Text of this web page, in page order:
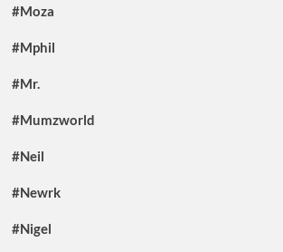
#Moza
#Mphil
#Mr.
#Mumzworld
#Neil
#Newrk
#Nigel